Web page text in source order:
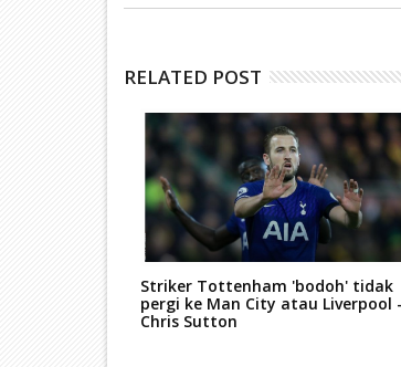
RELATED POST
Striker Tottenham 'bodoh' tidak
pergi ke Man City atau Liverpool -
Chris Sutton